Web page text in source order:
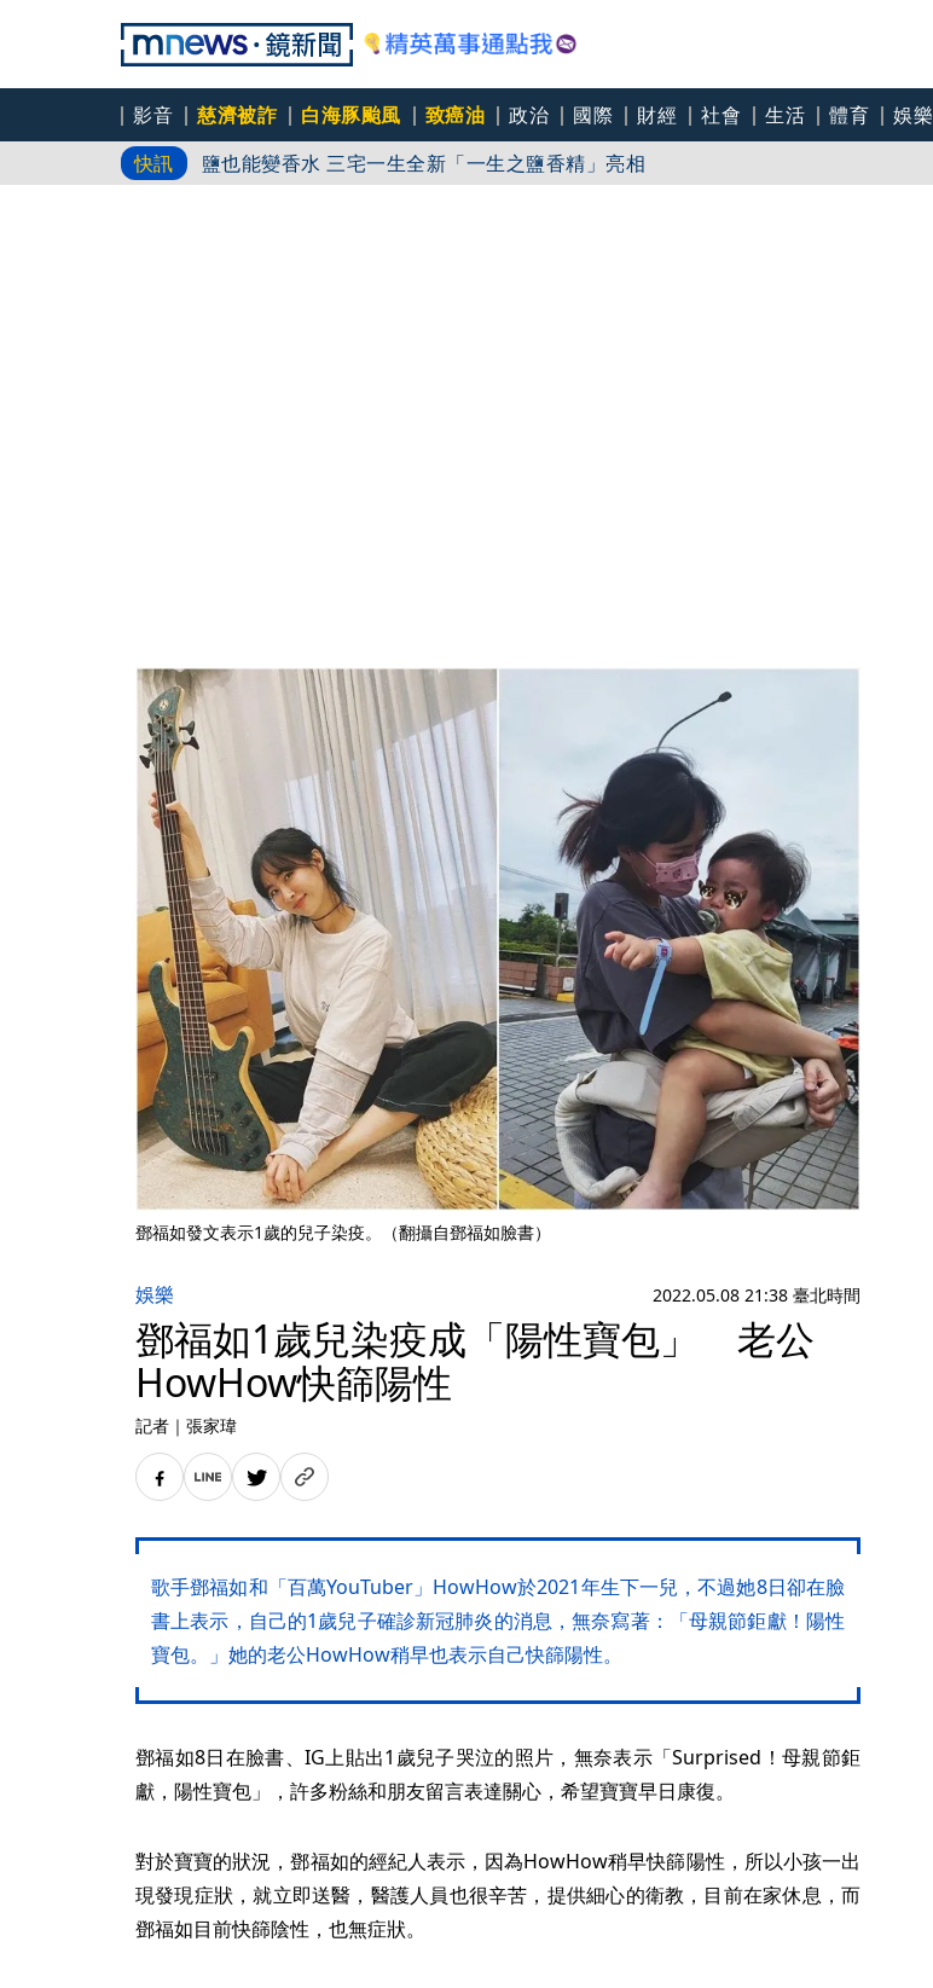
影音 慈濟被詐 白海豚颱風 致癌油 政治 國際 財經 社會 生活 體育 娛樂
快訊
鹽也能變香水 三宅一生全新「一生之鹽香精」亮相
姜厚任小24歲女友挨轟「知三當三」 黑歷史挖不停
鄧福如發文表示1歲的兒子染疫。（翻攝自鄧福如臉書）
娛樂 2022.05.08 21:38 臺北時間
鄧福如1歲兒染疫成「陽性寶包」 老公
HowHow快篩陽性
記者 ｜ 張家瑋
歌手鄧福如和「百萬YouTuber」HowHow於2021年生下一兒，不過她8日卻在臉
書上表示，自己的1歲兒子確診新冠肺炎的消息，無奈寫著：「母親節鉅獻！陽性
寶包。」她的老公HowHow稍早也表示自己快篩陽性。
鄧福如8日在臉書、IG上貼出1歲兒子哭泣的照片，無奈表示「Surprised！母親節鉅
獻，陽性寶包」，許多粉絲和朋友留言表達關心，希望寶寶早日康復。
對於寶寶的狀況，鄧福如的經紀人表示，因為HowHow稍早快篩陽性，所以小孩一出
現發現症狀，就立即送醫，醫護人員也很辛苦，提供細心的衛教，目前在家休息，而
鄧福如目前快篩陰性，也無症狀。